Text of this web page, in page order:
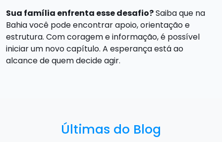
Sua família enfrenta esse desafio?Saiba que na
Bahia você pode encontrar apoio, orientação e
estrutura. Com coragem e informação, é possível
iniciar um novo capítulo. A esperança está ao
alcance de quem decide agir.
Últimas do Blog